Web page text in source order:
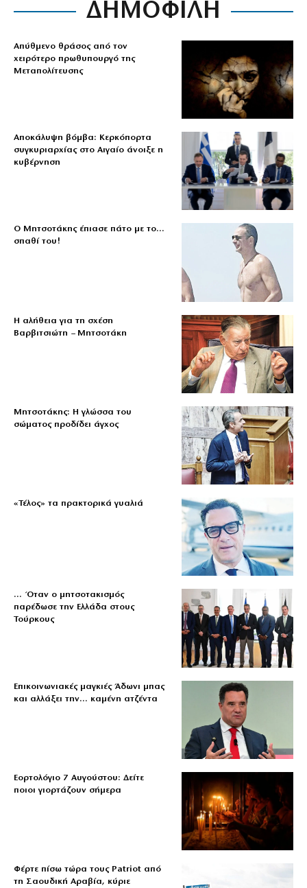
ΔΗΜΟΦΙΛΗ
Απύθμενο θράσος από τον
χειρότερο πρωθυπουργό της
Μεταπολίτευσης
Αποκάλυψη βόμβα: Κερκόπορτα
συγκυριαρχίας στο Αιγαίο άνοιξε η
κυβέρνηση
Ο Μητσοτάκης έπιασε πάτο με το…
σπαθί του!
Η αλήθεια για τη σχέση
Βαρβιτσιώτη – Μητσοτάκη
Μητσοτάκης: Η γλώσσα του
σώματος προδίδει άγχος
«Τέλος» τα πρακτορικά γυαλιά
… Όταν ο μητσοτακισμός
παρέδωσε την Ελλάδα στους
Τούρκους
Επικοινωνιακές μαγκιές Άδωνι μπας
και αλλάξει την… καμένη ατζέντα
Εορτολόγιο 7 Αυγούστου: Δείτε
ποιοι γιορτάζουν σήμερα
Φέρτε πίσω τώρα τους Patriot από
τη Σαουδική Αραβία, κύριε